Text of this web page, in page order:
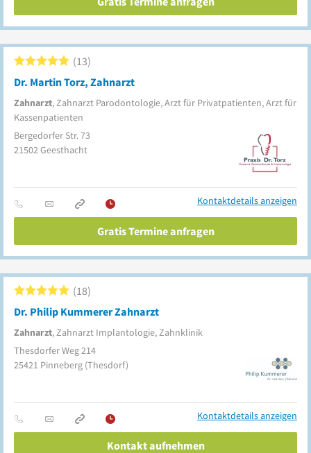
Dr. Martin Torz, Zahnarzt
Zahnarzt, Zahnarzt Parodontologie, Arzt für Privatpatienten, Arzt für
Kassenpatienten
13
Bergedorfer Str. 73
21502Geesthacht
Kontaktdetails anzeigen
Gratis Termine anfragen
Dr. Philip Kummerer Zahnarzt
Zahnarzt, Zahnarzt Implantologie, Zahnklinik
18
Thesdorfer Weg 214
25421 Pinneberg (Thesdorf)
Kontaktdetails anzeigen
Kontakt aufnehmen